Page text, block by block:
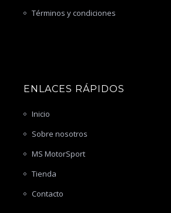
Términos y condiciones
ENLACES RÁPIDOS
Inicio
Sobre nosotros
MS MotorSport
Tienda
Contacto